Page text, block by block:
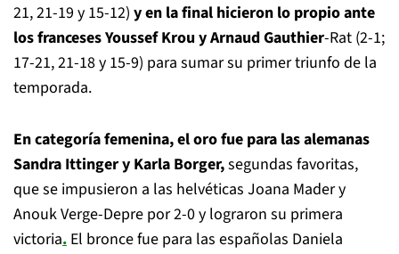
21, 21-19 y 15-12) y en la final hicieron lo propio ante
los franceses Youssef Krou y Arnaud Gauthier-Rat (2-1;
17-21, 21-18 y 15-9) para sumar su primer triunfo de la
temporada.
En categoría femenina, el oro fue para las alemanas
Sandra Ittinger y Karla Borger,segundas favoritas,
que se impusieron a las helvéticas Joana Mader y
Anouk Verge-Depre por 2-0 y lograron su primera
victoria. El bronce fue para las españolas Daniela